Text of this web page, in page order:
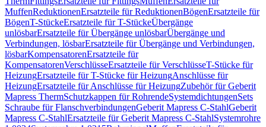
MuffenReduktionenErsatzteile für ReduktionenBögenErsatzteile für
BögenT-StückeErsatzteile für T-StückeÜbergänge
unlösbarErsatzteile für Übergänge unlösbarÜbergänge und
Verbindungen, lösbarErsatzteile für Übergänge und Verbindungen,
lösbarKompensatorenErsatzteile für
KompensatorenVerschlüsseErsatzteile für VerschlüsseT-Stücke für
HeizungErsatzteile für T-Stücke für HeizungAnschlüsse für
HeizungErsatzteile für Anschlüsse für HeizungZubehör für Geberit
Mapress ThermSchutzkappen für RohrendeSystemdichtungenSets
Schraube für FlanschverbindungenGeberit Mapress C-StahlGeberit
Mapress C-StahlErsatzteile für Geberit Mapress C-StahlSystemrohre